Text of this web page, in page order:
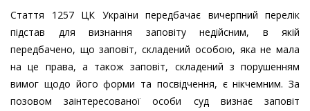
Стаття 1257 ЦК України передбачає вичерпний перелік
підстав для визнання заповіту недійсним, в якій
передбачено, що заповіт, складений особою, яка не мала
на це права, а також заповіт, складений з порушенням
вимог щодо його форми та посвідчення, є нікчемним. За
позовом заінтересованої особи суд визнає заповіт